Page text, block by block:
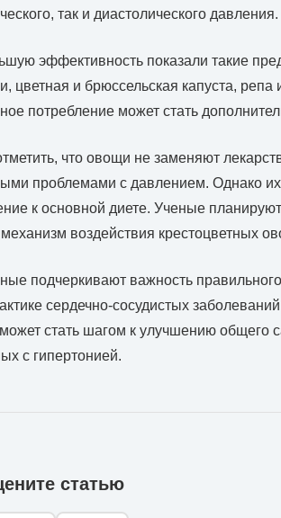
так и диастолического давления.
эффективность показали такие
цветная и брюссельская капуста,
потребление может стать
что овощи не заменяют
проблемами с давлением. Однако
к основной диете. Ученые
механизм воздействия крестоцветных
подчеркивают важность
сердечно-сосудистых
стать шагом к улучшению общего
с гипертонией.
статью